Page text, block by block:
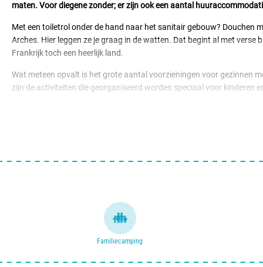
maten. Voor diegene zonder; er zijn ook een aantal
Met een toiletrol onder de hand naar het sanitair gebouw? Douchen
Arches. Hier leggen ze je graag in de watten. Dat begint al met
Frankrijk toch een heerlijk land.
Wat meteen opvalt is het grote aantal voorzieningen voor gezinnen
zijn de activiteiten die georganiseerd worden speciaal voor kinderen
Familiecamping